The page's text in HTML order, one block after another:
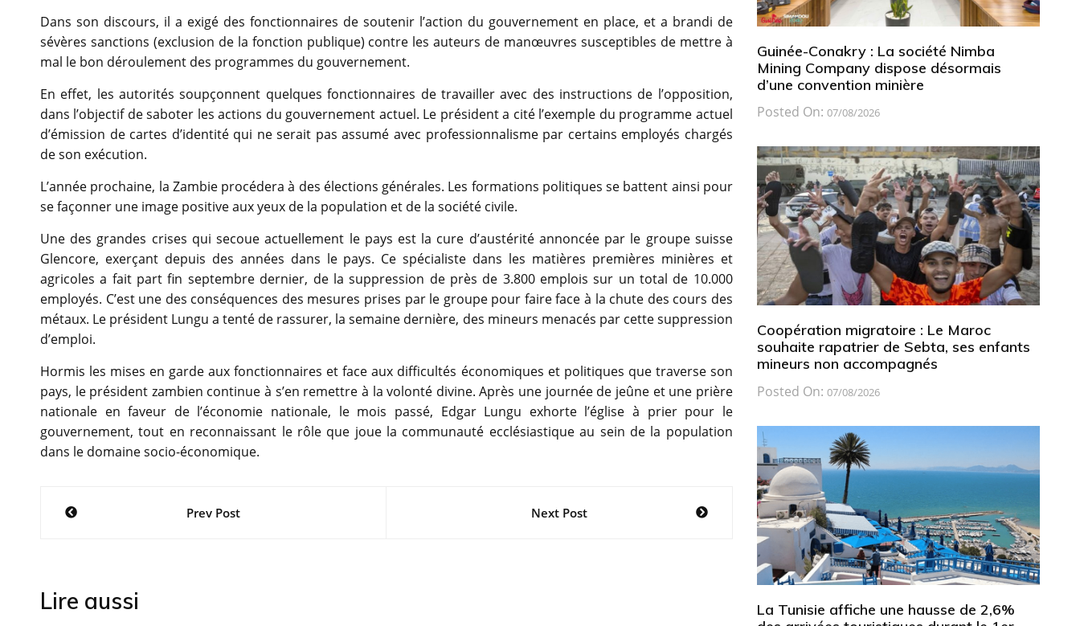
Dans son discours, il a exigé des fonctionnaires de soutenir l’action du gouvernement en place, et a brandi de
sévères sanctions (exclusion de la fonction publique) contre les auteurs de manœuvres susceptibles de mettre à
mal le bon déroulement des programmes du gouvernement.
En effet, les autorités soupçonnent quelques fonctionnaires de travailler avec des instructions de l’opposition,
dans l’objectif de saboter les actions du gouvernement actuel. Le président a cité l’exemple du programme actuel
d’émission de cartes d’identité qui ne serait pas assumé avec professionnalisme par certains employés chargés
de son exécution.
L’année prochaine, la Zambie procédera à des élections générales. Les formations politiques se battent ainsi pour
se façonner une image positive aux yeux de la population et de la société civile.
Une des grandes crises qui secoue actuellement le pays est la cure d’austérité annoncée par le groupe suisse
Glencore, exerçant depuis des années dans le pays. Ce spécialiste dans les matières premières minières et
agricoles a fait part fin septembre dernier, de la suppression de près de 3.800 emplois sur un total de 10.000
employés. C’est une des conséquences des mesures prises par le groupe pour faire face à la chute des cours des
métaux. Le président Lungu a tenté de rassurer, la semaine dernière, des mineurs menacés par cette suppression
d’emploi.
Hormis les mises en garde aux fonctionnaires et face aux difficultés économiques et politiques que traverse son
pays, le président zambien continue à s’en remettre à la volonté divine. Après une journée de jeûne et une prière
nationale en faveur de l’économie nationale, le mois passé, Edgar Lungu exhorte l’église à prier pour le
gouvernement, tout en reconnaissant le rôle que joue la communauté ecclésiastique au sein de la population
dans le domaine socio-économique.
NavigationPrev Post Next Post
Lire aussi
Guinée-Conakry : La société Nimba
Mining Company dispose désormais
d’une convention minière
Posted On: 07/08/2026
Coopération migratoire : Le Maroc
souhaite rapatrier de Sebta, ses enfants
mineurs non accompagnés
Posted On: 07/08/2026
La Tunisie affiche une hausse de 2,6%